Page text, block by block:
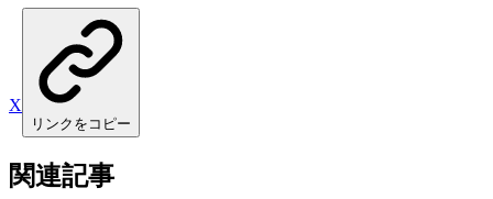
X
リンクをコピー
関連記事